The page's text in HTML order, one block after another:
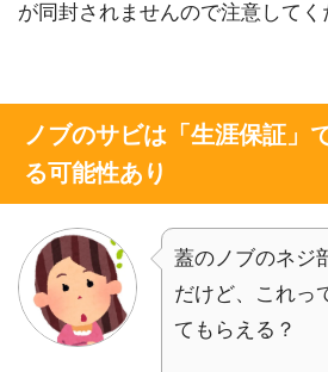
が同封されませんので注意してく
ノブのサビは「生涯保証」
る可能性あり
蓋のノブのネジ
だけど、これっ
てもらえる？